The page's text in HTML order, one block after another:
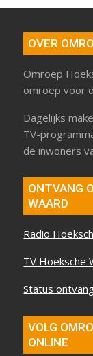
OVER
Omroep
omroep voor
Dagelijks
TV-
de inwoners
ONTVANG
WAARD
Radio
TV Hoeksche
Status
VOLG
ONLINE